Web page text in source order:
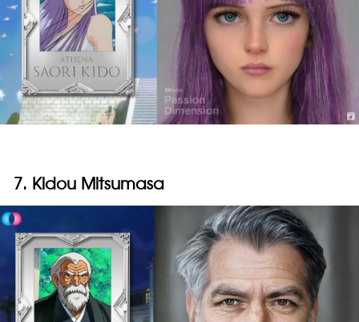
7. Kidou Mitsumasa